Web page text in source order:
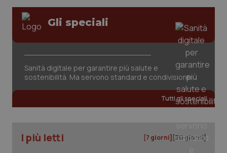
Gli speciali
Sanità digitale per garantire più salute e
sostenibilità. Ma servono standard e condivisione
Tutti gli speciali
I più letti [7 giorni] [30 giorni]
CookieScriptConsent
CookieScript
www.quotidianosanita.it